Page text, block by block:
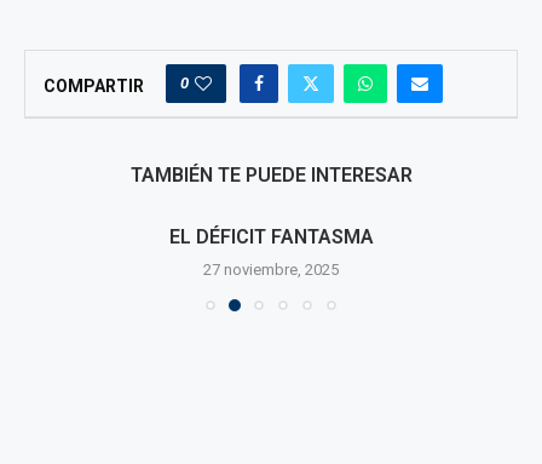
COMPARTIR 0
TAMBIÉN TE PUEDE INTERESAR
EL DÉFICIT FANTASMA
27 noviembre, 2025